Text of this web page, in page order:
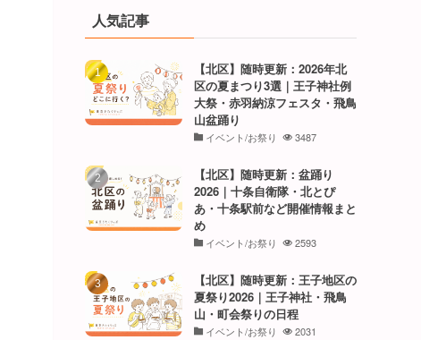
ー人気記事
【北区】随時更新：2026年北
区の夏まつり3選｜王子神社例
大祭・赤羽納涼フェスタ・飛鳥
山盆踊り
イベント/お祭り 3487
【北区】随時更新：盆踊り
2026｜十条自衛隊・北とぴ
あ・十条駅前など開催情報まと
め
イベント/お祭り 2593
【北区】随時更新：王子地区の
夏祭り2026｜王子神社・飛鳥
山・町会祭りの日程
イベント/お祭り 2031